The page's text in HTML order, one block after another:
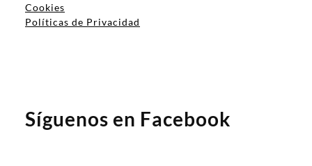
Cookies
Políticas de Privacidad
Síguenos en Facebook